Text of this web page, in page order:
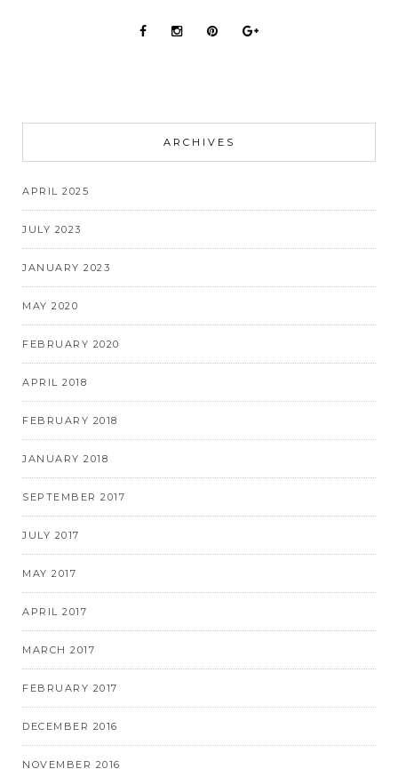
ARCHIVES
APRIL 2025
JULY 2023
JANUARY 2023
MAY 2020
FEBRUARY 2020
APRIL 2018
FEBRUARY 2018
JANUARY 2018
SEPTEMBER 2017
JULY 2017
MAY 2017
APRIL 2017
MARCH 2017
FEBRUARY 2017
DECEMBER 2016
NOVEMBER 2016